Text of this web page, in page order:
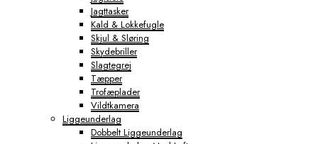
Jagttasker
Kald & Lokkefugle
Skjul & Sløring
Skydebriller
Slagtegrej
Tæpper
Trofæplader
Vildtkamera
Liggeunderlag
Dobbelt Liggeunderlag